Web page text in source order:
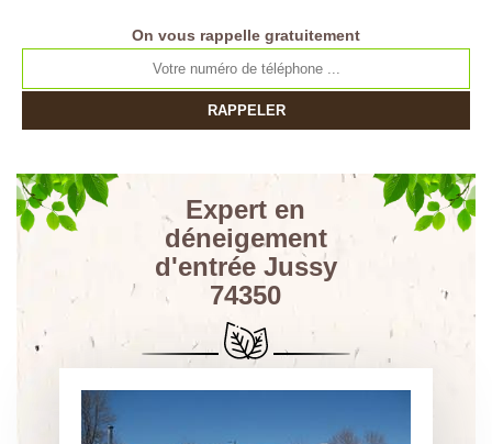
On vous rappelle gratuitement
Expert en
déneigement
d'entrée Jussy
74350